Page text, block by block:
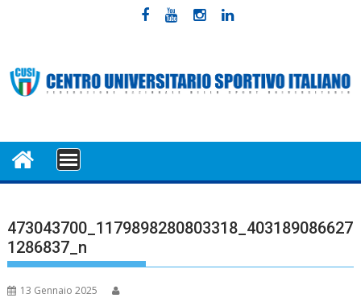
MENU
473043700_1179898280803318_403189086627
1286837_n
13 Gennaio 2025